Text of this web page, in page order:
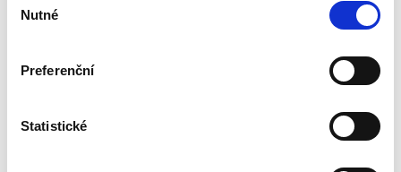
souhlasu
Nutné
Preferenční
Statistické